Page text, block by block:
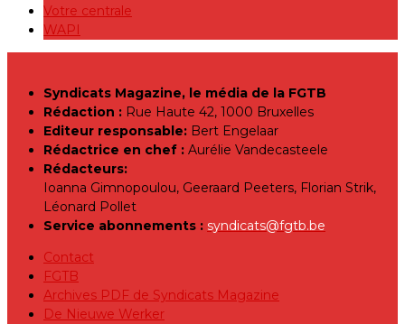
Votre centrale
WAPI
Syndicats Magazine, le média de la FGTB
Rédaction : Rue Haute 42, 1000 Bruxelles
Editeur responsable: Bert Engelaar
Rédactrice en chef : Aurélie Vandecasteele
Rédacteurs:
Ioanna Gimnopoulou, Geeraard Peeters, Florian Strik,
Léonard Pollet
Service abonnements : syndicats@fgtb.be
Contact
FGTB
Archives PDF de Syndicats Magazine
De Nieuwe Werker